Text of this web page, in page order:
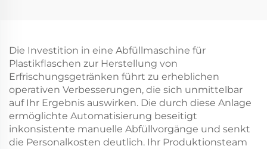
Die Investition in eine Abfüllmaschine für
Plastikflaschen zur Herstellung von
Erfrischungsgetränken führt zu erheblichen
operativen Verbesserungen, die sich unmittelbar
auf Ihr Ergebnis auswirken. Die durch diese Anlage
ermöglichte Automatisierung beseitigt
inkonsistente manuelle Abfüllvorgänge und senkt
die Personalkosten deutlich. Ihr Produktionsteam